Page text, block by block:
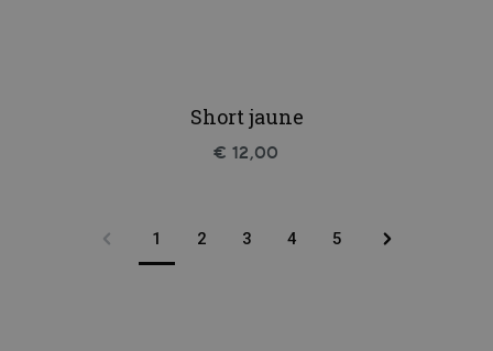
Short jaune
€ 12,00
1 2 3 4 5